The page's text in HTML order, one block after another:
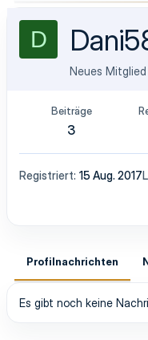
D
Neues Mitglied
Beiträge
3
Registriert 15 Aug. 2017
Profilnachrichten
Es gibt noch keine